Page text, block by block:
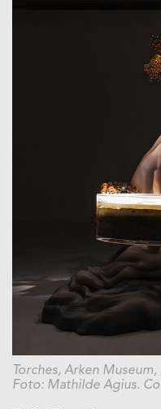
Torches, Arken
Foto: Mathilde Agius.